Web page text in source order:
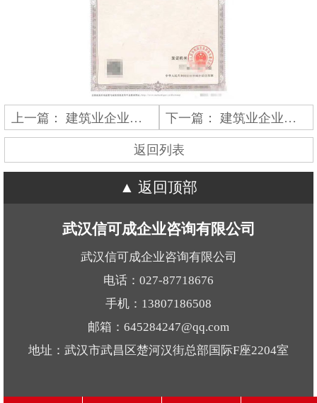
上一篇： 建筑业企业资质证书 下一篇：建筑业企业资质证书
返回列表
返回顶部
武汉信可成企业咨询有限公司
武汉信可成企业咨询有限公司
电话：027-87718676
手机：13807186508
邮箱：645284247@qq.com
地址：武汉市武昌区楚河汉街总部国际F座2204室